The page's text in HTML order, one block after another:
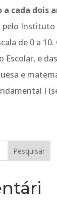
a cada dois
Instituto
de 0 a
Escolar, e
e
I